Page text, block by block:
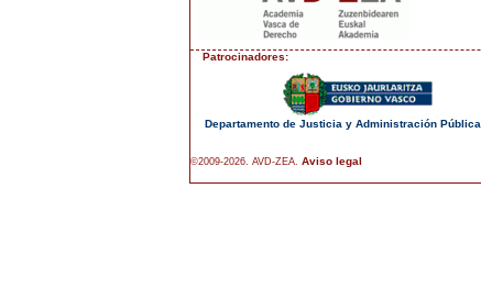
Patrocinadores:
Departamento de Justicia y Administración Pública
©2009-2026. AVD-ZEA. Aviso legal